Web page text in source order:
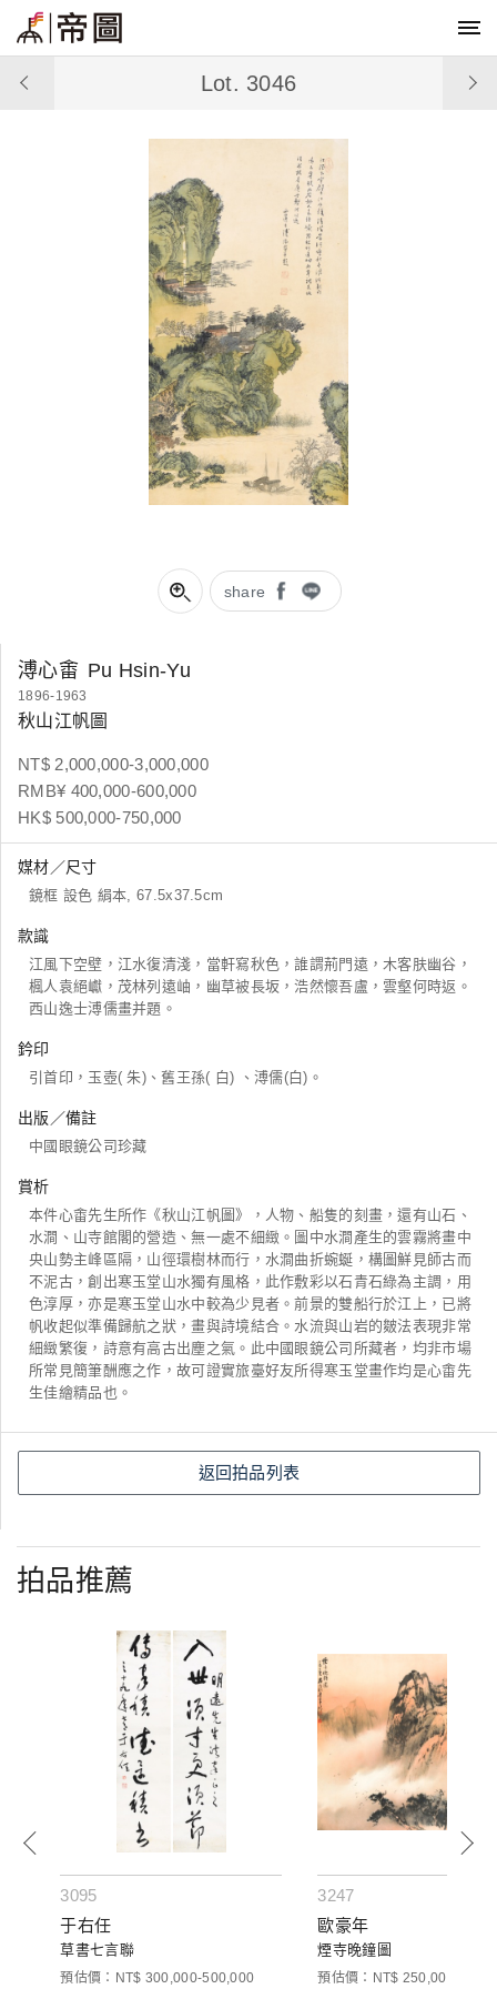
share
Lot. 3046
溥心畬 Pu Hsin-Yu
1896-1963
秋山江帆圖
NT$ 2,000,000-3,000,000
RMB¥ 400,000-600,000
HK$ 500,000-750,000
媒材／尺寸
鏡框 設色 絹本, 67.5x37.5cm
款識
江風下空壁，江水復清淺，當軒寫秋色，誰謂荊門遠，木客肤幽谷，
楓人袁絕巘，茂林列遠岫，幽草被長坂，浩然懷吾盧，雲壑何時返。
西山逸士溥儒畫并題。
鈐印
引首印，玉壺( 朱)、舊王孫( 白) 、溥儒(白)。
出版／備註
中國眼鏡公司珍藏
賞析
本件心畬先生所作《秋山江帆圖》，人物、船隻的刻畫，還有山石、
水澗、山寺館閣的營造、無一處不細緻。圖中水澗產生的雲霧將畫中
央山勢主峰區隔，山徑環樹林而行，水澗曲折蜿蜒，構圖鮮見師古而
不泥古，創出寒玉堂山水獨有風格，此作敷彩以石青石綠為主調，用
色淳厚，亦是寒玉堂山水中較為少見者。前景的雙船行於江上，已將
帆收起似準備歸航之狀，畫與詩境結合。水流與山岩的皴法表現非常
細緻繁復，詩意有高古出塵之氣。此中國眼鏡公司所藏者，均非市場
所常見簡筆酬應之作，故可證實旅臺好友所得寒玉堂畫作均是心畬先
生佳繪精品也。
返回拍品列表
拍品推薦
3095
于右任
草書七言聯
預估價：NT$ 300,000-500,000
3247
歐豪年
煙寺晚鐘圖
預估價：NT$ 250,000-